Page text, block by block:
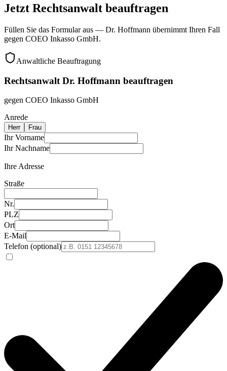
Jetzt Rechtsanwalt beauftragen
Füllen Sie das Formular aus — Dr. Hoffmann übernimmt Ihren Fall
gegen COEO Inkasso GmbH.
Anwaltliche Beauftragung
Rechtsanwalt Dr. Hoffmann beauftragen
gegen COEO Inkasso GmbH
Anrede
Herr Frau
Ihr Vorname
Ihr Nachname
Ihre Adresse
Straße
Nr.
PLZ
Ort
E-Mail
Telefon (optional)